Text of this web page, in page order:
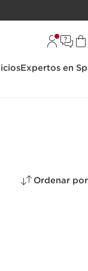
Expertos en
Ordenar por